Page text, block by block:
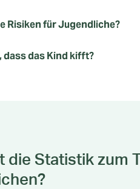
Risiken für Jugendliche?
dass das Kind kifft?
die Statistik zum